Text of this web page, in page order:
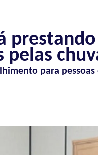
pelas
para pessoas